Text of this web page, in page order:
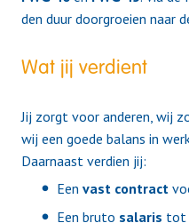
den duur doorgroeien naar
Wat jij verdient
Jij zorgt voor anderen, wij
wij een goede balans in
Daarnaast verdien jij:
Een vast contract
Een bruto salaris tot